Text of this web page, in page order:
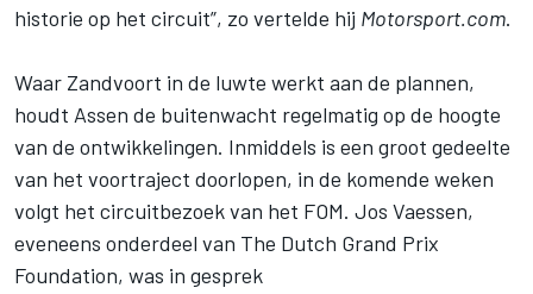
historie op het circuit”, zo vertelde hij Motorsport.com.
Waar Zandvoort in de luwte werkt aan de plannen,
houdt Assen de buitenwacht regelmatig op de hoogte
van de ontwikkelingen. Inmiddels is een groot gedeelte
van het voortraject doorlopen, in de komende weken
volgt het circuitbezoek van het FOM. Jos Vaessen,
eveneens onderdeel van The Dutch Grand Prix
Foundation, was in gesprek